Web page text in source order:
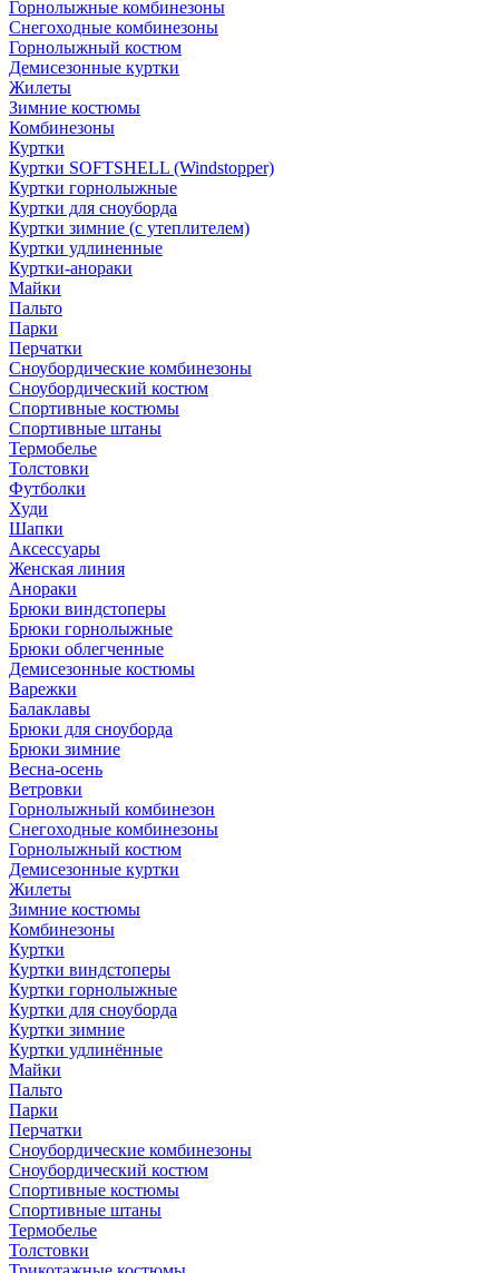
Горнолыжные комбинезоны
Снегоходные комбинезоны
Горнолыжный костюм
Демисезонные куртки
Жилеты
Зимние костюмы
Комбинезоны
Куртки
Куртки SOFTSHELL (Windstopper)
Куртки горнолыжные
Куртки для сноуборда
Куртки зимние (с утеплителем)
Куртки удлиненные
Куртки-анораки
Майки
Пальто
Парки
Перчатки
Сноубордические комбинезоны
Сноубордический костюм
Спортивные костюмы
Спортивные штаны
Термобелье
Толстовки
Футболки
Худи
Шапки
Аксессуары
Женская линия
Анораки
Брюки виндстоперы
Брюки горнолыжные
Брюки облегченные
Демисезонные костюмы
Варежки
Балаклавы
Брюки для сноуборда
Брюки зимние
Весна-осень
Ветровки
Горнолыжный комбинезон
Снегоходные комбинезоны
Горнолыжный костюм
Демисезонные куртки
Жилеты
Зимние костюмы
Комбинезоны
Куртки
Куртки виндстоперы
Куртки горнолыжные
Куртки для сноуборда
Куртки зимние
Куртки удлинённые
Майки
Пальто
Парки
Перчатки
Сноубордические комбинезоны
Сноубордический костюм
Спортивные костюмы
Спортивные штаны
Термобелье
Толстовки